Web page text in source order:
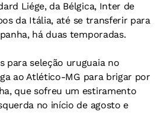
Liége, da Bélgica, Inter de
da Itália, até se transferir para
há duas temporadas.
para seleção uruguaia no
ao Atlético-MG para brigar por
que sofreu um estiramento
no início de agosto e